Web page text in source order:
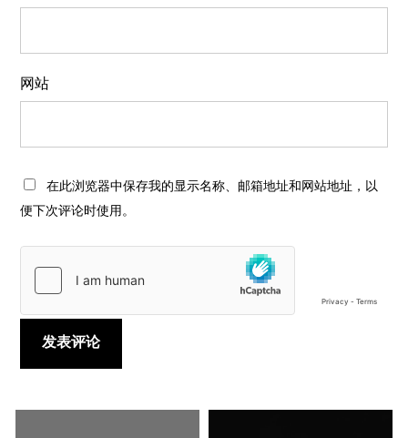
网站
在此浏览器中保存我的显示名称、邮箱地址和网站地址，以
便下次评论时使用。